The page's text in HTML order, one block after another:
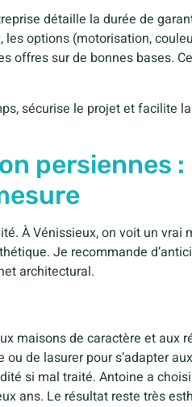
détaille la durée de
options (motorisation,
offres sur de bonnes bases.
sécurise le projet et facilite
persiennes :
À Vénissieux, on voit un vrai
Je recommande
architectural.
maisons de caractère et aux
de lasurer pour s’adapter
si mal traité. Antoine a
ans. Le résultat reste très